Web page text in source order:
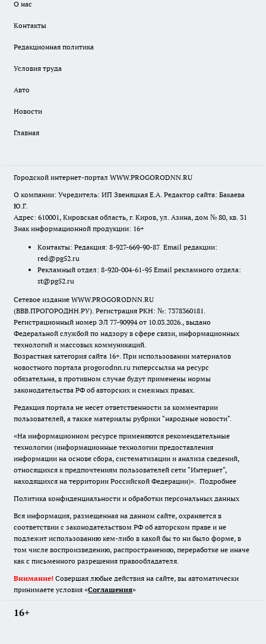
О нас
Контакты
Редакционная политика
Условия труда
Авто
Новости
Главная
Городской интернет-портал WWW.PROGORODNN.RU
О компании: Учредитель: ИП Звеняцкая Е.А. Редактор сайта: Бакаева
Ю.Г.
Адрес: 610001, Кировская область, г. Киров, ул. Азина, дом № 80, кв. 31
Знак информационной продукции: 16+
Контакты: Редакция: 8-927-669-90-87 Email редакции:
red@pg52.ru
Рекламный отдел: 8-920-004-61-95 Email рекламного отдела:
st@pg52.ru
Сетевое издание WWW.PROGORODNN.RU
(ВВВ.ПРОГОРОДНН.РУ). Регистрация РКН: №: 7378360181.
Регистрационный номер ЭЛ 77-90994 от 10.03.2026., выдано
Федеральной службой по надзору в сфере связи, информационных
технологий и массовых коммуникаций.
Возрастная категория сайта 16+. При использовании материалов
новостного портала progorodnn.ru гиперссылка на ресурс
обязательна, в противном случае будут применены нормы
законодательства РФ об авторских и смежных правах.
Редакция портала не несет ответственности за комментарии
пользователей, а также материалы рубрики "народные новости".
«На информационном ресурсе применяются рекомендательные
технологии (информационные технологии предоставления
информации на основе сбора, систематизации и анализа сведений,
относящихся к предпочтениям пользователей сети "Интернет",
находящихся на территории Российской Федерации)». Подробнее
Политика конфиденциальности и обработки персональных данных
Вся информация, размещенная на данном сайте, охраняется в
соответствии с законодательством РФ об авторском праве и не
подлежит использованию кем-либо в какой бы то ни было форме, в
том числе воспроизведению, распространению, переработке не иначе
как с письменного разрешения правообладателя.
Внимание! Совершая любые действия на сайте, вы автоматически
принимаете условия «Cоглашения»
16+